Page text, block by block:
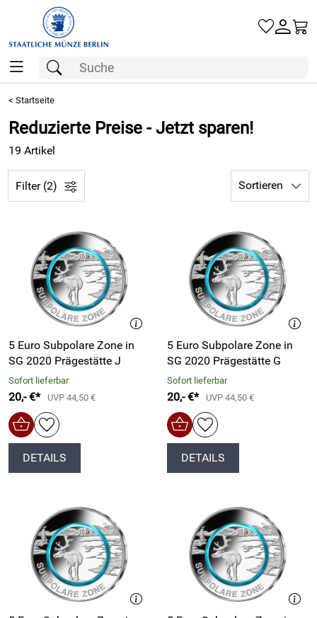
Gold
Silber
Barren
Münzen
Besuchen Sie uns
Karriere
< Startseite
Reduzierte Preise - Jetzt sparen!
19 Artikel
Filter (2) Sortieren
5 Euro Subpolare Zone in
SG 2020 Prägestätte J
Sofort lieferbar
20,- €* UVP 44,50 €
DETAILS
5 Euro Subpolare Zone in
SG 2020 Prägestätte G
Sofort lieferbar
20,- €* UVP 44,50 €
DETAILS